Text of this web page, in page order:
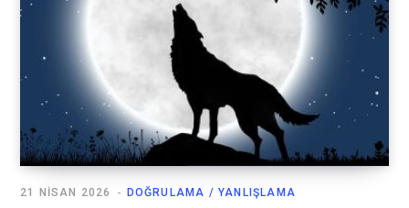
DOĞRULAMA / YANLIŞLAMA
21 NISAN 2026